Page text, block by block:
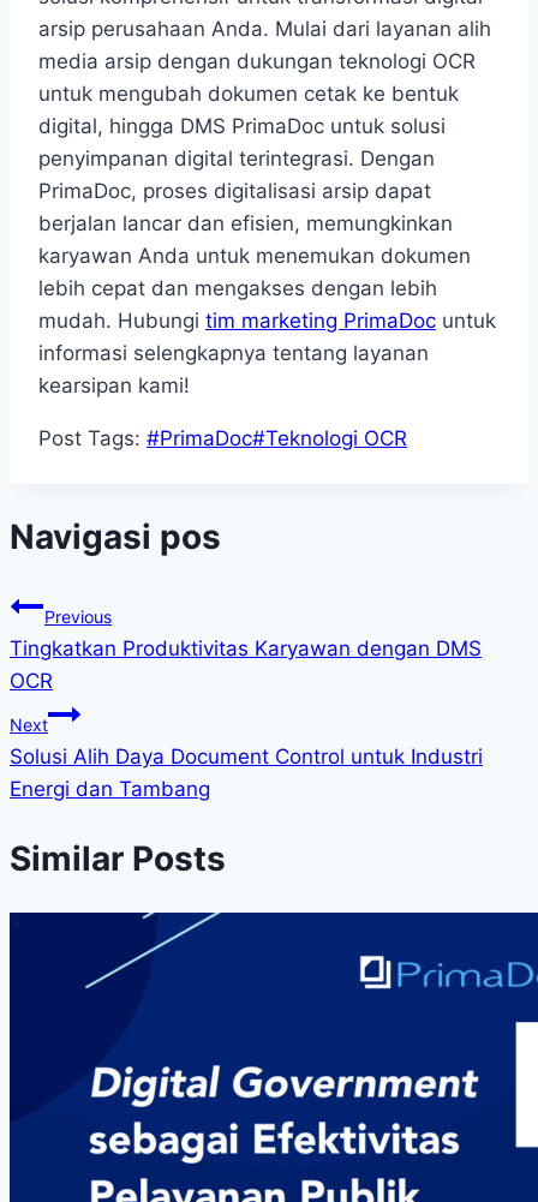
arsip perusahaan Anda. Mulai dari layanan alih
media arsip dengan dukungan teknologi OCR
untuk mengubah dokumen cetak ke bentuk
digital, hingga DMS PrimaDoc untuk solusi
penyimpanan digital terintegrasi. Dengan
PrimaDoc, proses digitalisasi arsip dapat
berjalan lancar dan efisien, memungkinkan
karyawan Anda untuk menemukan dokumen
lebih cepat dan mengakses dengan lebih
mudah. Hubungi tim marketing PrimaDoc untuk
informasi selengkapnya tentang layanan
kearsipan kami!
Post Tags: #PrimaDoc#Teknologi OCR
Navigasi pos
Previous
Tingkatkan Produktivitas Karyawan dengan DMS
OCR
Next
Solusi Alih Daya Document Control untuk Industri
Energi dan Tambang
Similar Posts